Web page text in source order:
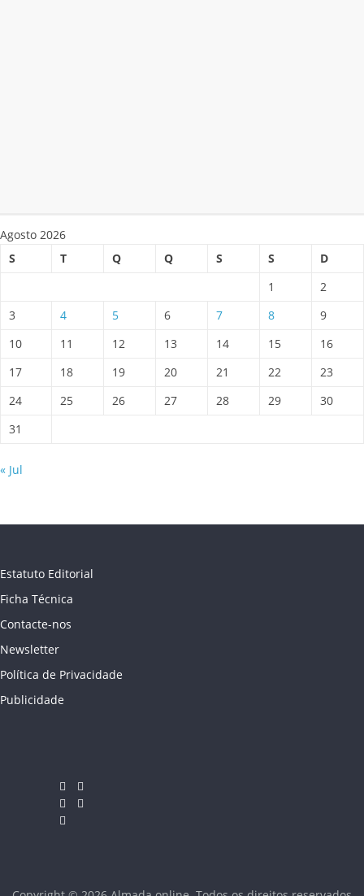
Agosto 2026
S
T Q Q S S
D
1
2
3
4 5 6 7 8
9
10
11 12 13 14 15
16
17
18 19 20 21 22
23
24
25 26 27 28 29
30
31
« Jul
Estatuto Editorial
Ficha Técnica
Contacte-nos
Newsletter
Política de Privacidade
Publicidade